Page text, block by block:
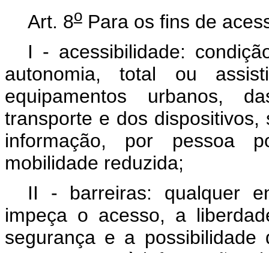
Art. 8oPara os fins de
I - acessibilidade:
autonomia, total ou
equipamentos urbanos,
transporte e dos
informação, por pessoa
mobilidade reduzida;
II - barreiras: qualquer
impeça o acesso, a
segurança e a